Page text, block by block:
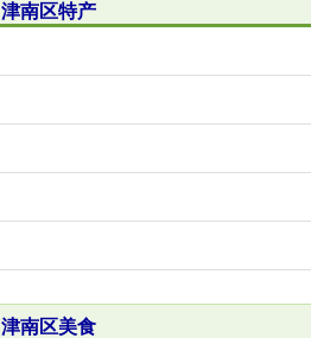
津南区特产
津南区美食